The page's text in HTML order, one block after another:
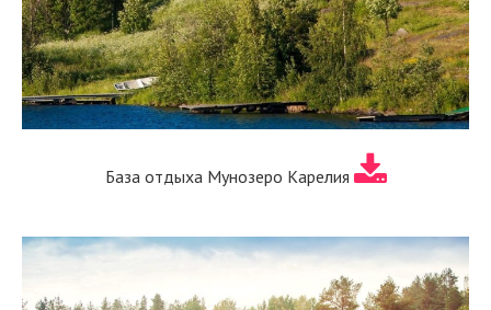
База отдыха Мунозеро Карелия